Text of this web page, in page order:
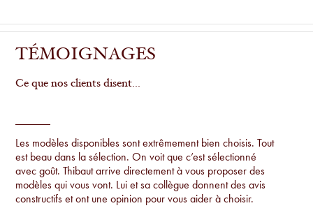
TÉMOIGNAGES
Ce que nos clients disent...
Les modèles disponibles sont extrêmement bien choisis. Tout
est beau dans la sélection. On voit que c’est sélectionné
avec goût. Thibaut arrive directement à vous proposer des
modèles qui vous vont. Lui et sa collègue donnent des avis
constructifs et ont une opinion pour vous aider à choisir.